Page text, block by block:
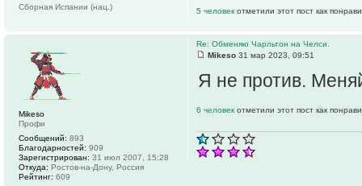
5 человек отметили этот пост как
Сборная Испании (нац.)
Re: Обменяю Чарльтон на Челси.
Mikeso 31 мар 2023, 09:51
Я не против.
6 человек отметили этот пост как
Mikeso
Профи
Сообщений: 893
Благодарностей: 909
Зарегистрирован: 31 июл 2007, 15:28
Откуда: Ростов-на-Дону, Россия
Рейтинг: 609